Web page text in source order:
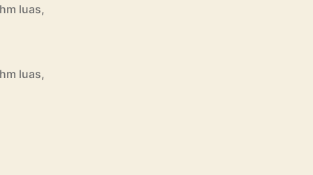
luas,
luas,